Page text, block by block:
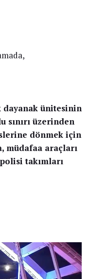
dayanak ünitesinin
sınırı üzerinden
dönmek için
müdafaa araçları
takımları